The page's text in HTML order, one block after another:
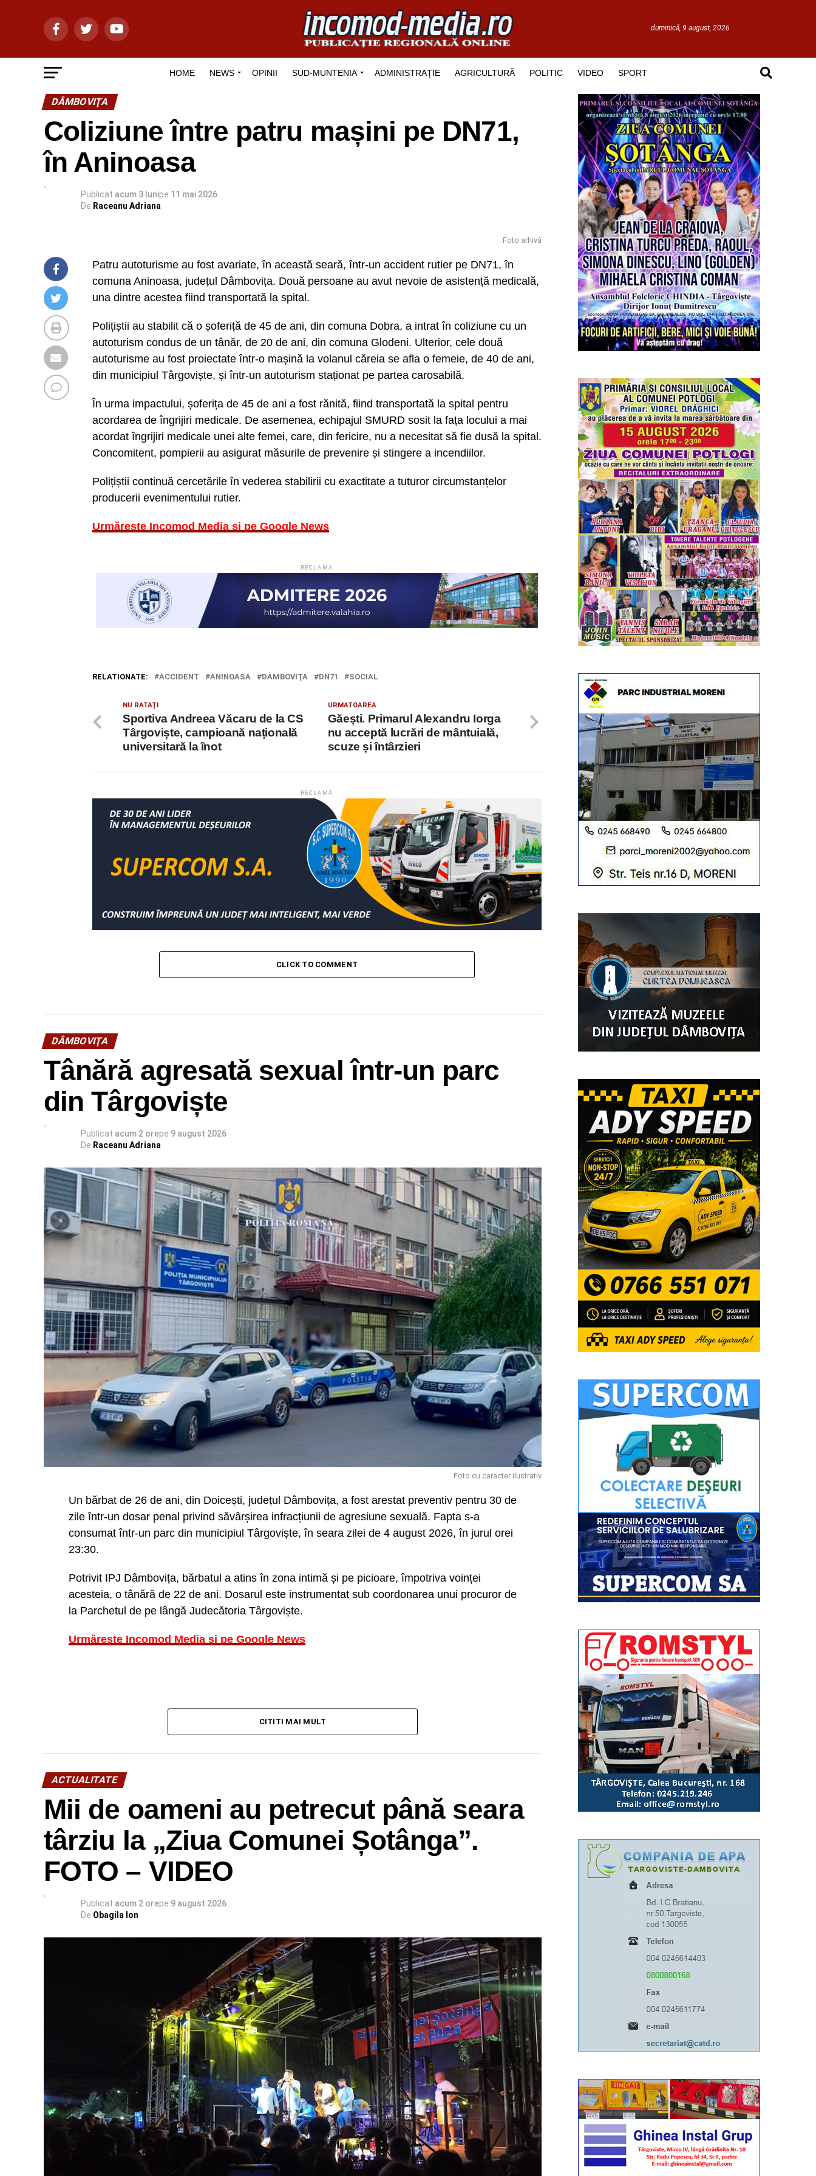
duminică, 9 august, 2026
HOME NEWS OPINII SUD-MUNTENIA ADMINISTRAŢIE AGRICULTURĂ POLITIC VIDEO SPORT
DÂMBOVIŢA
Coliziune între patru mașini pe DN71,
în Aninoasa
Publicat acum 3 lunipe 11 mai 2026
De Raceanu Adriana
Foto arhivă
Patru autoturisme au fost avariate, în această seară, într-un accident rutier pe DN71, în
comuna Aninoasa, județul Dâmbovița. Două persoane au avut nevoie de asistență medicală,
una dintre acestea fiind transportată la spital.
Polițiștii au stabilit că o șoferiță de 45 de ani, din comuna Dobra, a intrat în coliziune cu un
autoturism condus de un tânăr, de 20 de ani, din comuna Glodeni. Ulterior, cele două
autoturisme au fost proiectate într-o mașină la volanul căreia se afla o femeie, de 40 de ani,
din municipiul Târgoviște, și într-un autoturism staționat pe partea carosabilă.
În urma impactului, șoferița de 45 de ani a fost rănită, fiind transportată la spital pentru
acordarea de îngrijiri medicale. De asemenea, echipajul SMURD sosit la fața locului a mai
acordat îngrijiri medicale unei alte femei, care, din fericire, nu a necesitat să fie dusă la spital.
Concomitent, pompierii au asigurat măsurile de prevenire și stingere a incendiilor.
Polițiștii continuă cercetările în vederea stabilirii cu exactitate a tuturor circumstanțelor
producerii evenimentului rutier.
Urmărește Incomod Media și pe Google News
RECLAMA
RELATIONATE: ACCIDENT ANINOASA DÂMBOVIŢA DN71 SOCIAL
URMATOAREA
Găești. Primarul Alexandru Iorga
nu acceptă lucrări de mântuială,
scuze și întârzieri
NU RATAȚI
Sportiva Andreea Văcaru de la CS
Târgoviște, campioană națională
universitară la înot
RECLAMĂ
CLICK TO COMMENT
DÂMBOVIŢA
Tânără agresată sexual într-un parc
din Târgoviște
Publicat acum 2 orepe 9 august 2026
De Raceanu Adriana
Foto cu caracter ilustrativ
Un bărbat de 26 de ani, din Doicești, județul Dâmbovița, a fost arestat preventiv pentru 30 de
zile într-un dosar penal privind săvârșirea infracțiunii de agresiune sexuală. Fapta s-a
consumat într-un parc din municipiul Târgoviște, în seara zilei de 4 august 2026, în jurul orei
23:30.
Potrivit IPJ Dâmbovița, bărbatul a atins în zona intimă și pe picioare, împotriva voinței
acesteia, o tânără de 22 de ani. Dosarul este instrumentat sub coordonarea unui procuror de
la Parchetul de pe lângă Judecătoria Târgoviște.
Urmărește Incomod Media și pe Google News
CITITI MAI MULT
ACTUALITATE
Mii de oameni au petrecut până seara
târziu la „Ziua Comunei Șotânga”.
FOTO – VIDEO
Publicat acum 2 orepe 9 august 2026
De Obagila Ion